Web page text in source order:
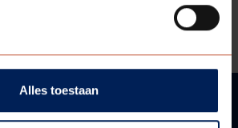
Alles toestaan
model 901 - 909